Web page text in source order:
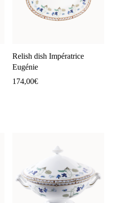
Relish dish Impératrice
Eugénie
174,00€